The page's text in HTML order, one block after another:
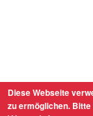
Diese Webseite
zu ermöglichen.